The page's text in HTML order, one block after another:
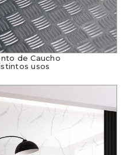
de Caucho
usos